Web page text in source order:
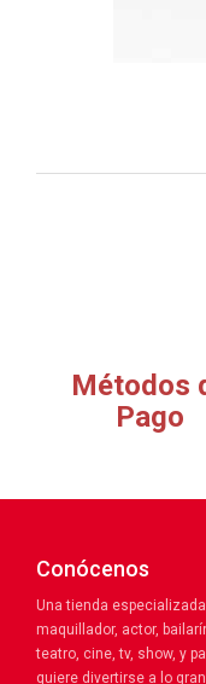
Métodos
Pago
Conócenos
Una tienda
maquillador, actor,
teatro, cine, tv, show, y
quiere divertirse a lo